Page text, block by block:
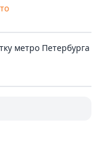
метро Петербурга